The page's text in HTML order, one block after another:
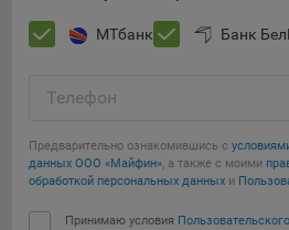
МТбанк Банк
Телефон
Предварительно ознакомившись с
данных ООО «Майфин», а также с моими
обработкой персональных данных и
Принимаю условия